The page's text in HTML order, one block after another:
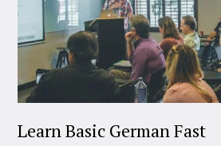
Learn Basic German Fast